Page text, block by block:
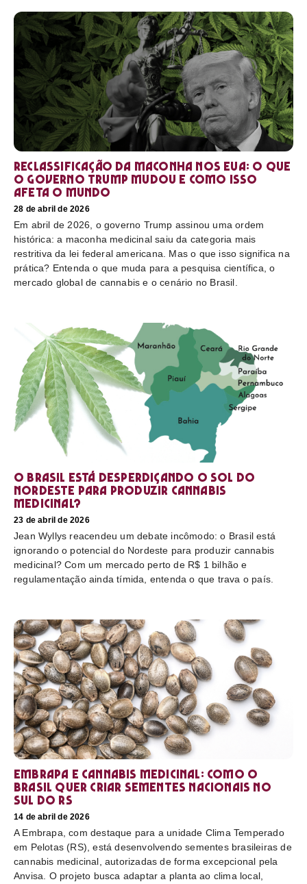
Reclassificação da maconha nos EUA: o que
o governo Trump mudou e como isso
afeta o mundo
28 de abril de 2026
Em abril de 2026, o governo Trump assinou uma ordem
histórica: a maconha medicinal saiu da categoria mais
restritiva da lei federal americana. Mas o que isso significa na
prática? Entenda o que muda para a pesquisa científica, o
mercado global de cannabis e o cenário no Brasil.
O Brasil está desperdiçando o sol do
nordeste para produzir cannabis
medicinal?
23 de abril de 2026
Jean Wyllys reacendeu um debate incômodo: o Brasil está
ignorando o potencial do Nordeste para produzir cannabis
medicinal? Com um mercado perto de R$ 1 bilhão e
regulamentação ainda tímida, entenda o que trava o país.
Embrapa e cannabis medicinal: como o
Brasil quer criar sementes nacionais no
sul do RS
14 de abril de 2026
A Embrapa, com destaque para a unidade Clima Temperado
em Pelotas (RS), está desenvolvendo sementes brasileiras de
cannabis medicinal, autorizadas de forma excepcional pela
Anvisa. O projeto busca adaptar a planta ao clima local,